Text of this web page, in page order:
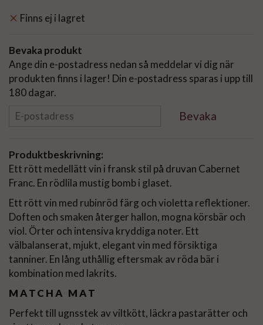
Finns ej i lagret
Bevaka produkt
Ange din e-postadress nedan så meddelar vi dig när
produkten finns i lager! Din e-postadress sparas i upp till
180 dagar.
Bevaka
Produktbeskrivning:
Ett rött medellätt vin i fransk stil på druvan Cabernet
Franc. En rödlila mustig bomb i glaset.
Ett rött vin med rubinröd färg och violetta reflektioner.
Doften och smaken återger hallon, mogna körsbär och
viol. Örter och intensiva kryddiga noter. Ett
välbalanserat, mjukt, elegant vin med försiktiga
tanniner. En lång uthållig eftersmak av röda bär i
kombination med lakrits.
MATCHA MAT
Perfekt till ugnsstek av viltkött, läckra pastarätter och